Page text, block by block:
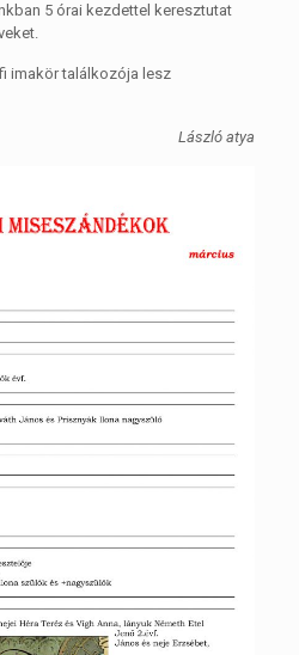
5 órai kezdettel keresztutat
imakör találkozója lesz
László atya